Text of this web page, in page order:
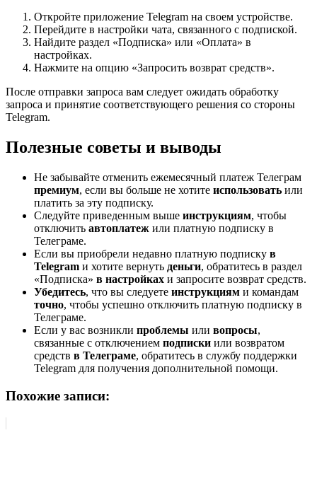
Откройте приложение Telegram на своем устройстве.
Перейдите в настройки чата, связанного с подпиской.
Найдите раздел «Подписка» или «Оплата» в
настройках.
Нажмите на опцию «Запросить возврат средств».
После отправки запроса вам следует ожидать обработку
запроса и принятие соответствующего решения со стороны
Telegram.
Полезные советы и выводы
Не забывайте отменить ежемесячный платеж Телеграм
премиум, если вы больше не хотите использовать или
платить за эту подписку.
Следуйте приведенным выше инструкциям, чтобы
отключить автоплатеж или платную подписку в
Телеграме.
Если вы приобрели недавно платную подписку в
Telegram и хотите вернуть деньги, обратитесь в раздел
«Подписка» в настройках и запросите возврат средств.
Убедитесь, что вы следуете инструкциям и командам
точно, чтобы успешно отключить платную подписку в
Телеграме.
Если у вас возникли проблемы или вопросы,
связанные с отключением подписки или возвратом
средств в Телеграме, обратитесь в службу поддержки
Telegram для получения дополнительной помощи.
Похожие записи: